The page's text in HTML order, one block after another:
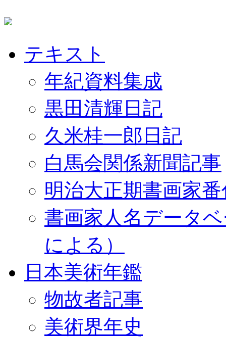
テキスト
年紀資料集成
黒田清輝日記
久米桂一郎日記
白馬会関係新聞記事
明治大正期書画家
書画家人名データ
による）
日本美術年鑑
物故者記事
美術界年史